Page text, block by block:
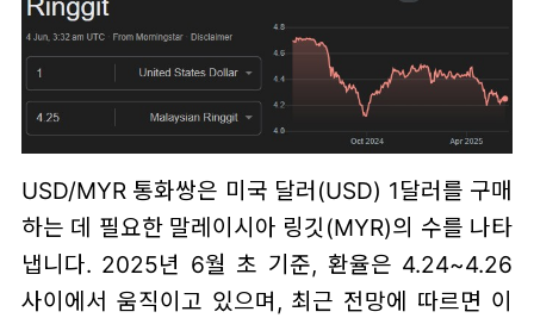
USD/MYR 통화쌍은 미국 달러(USD) 1달러를 구매
하는 데 필요한 말레이시아 링깃(MYR)의 수를 나타
냅니다. 2025년 6월 초 기준, 환율은 4.24~4.26
사이에서 움직이고 있으며, 최근 전망에 따르면 이